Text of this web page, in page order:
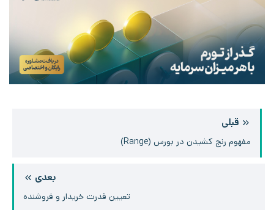
قبلی
مفهوم رنج کشیدن در بورس (Range)
بعدی
تعیین قدرت خریدار و فروشنده